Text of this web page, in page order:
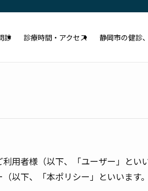
診 診療時間・アクセス 静岡市の健診
用者様（以下、「ユーザー」といい
以下、「本ポリシー」といいます